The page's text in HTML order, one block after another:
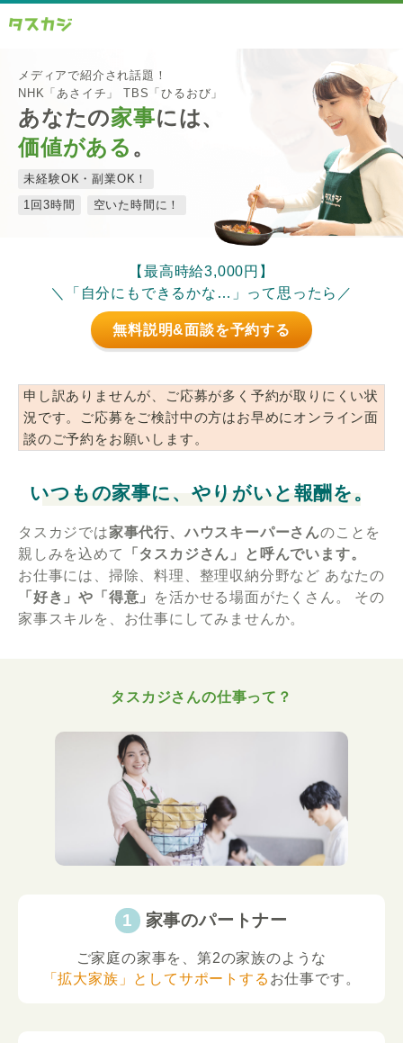
メディアで紹介され話題！
NHK「あさイチ」 TBS「ひるおび」
あなたの家事には、
価値がある 。
未経験OK・副業OK！
1回3時間
空いた時間に！
【最高時給3,000円】
＼「自分にもできるかな…」って思ったら／
無料説明&面談を予約する
申し訳ありませんが、ご応募が多く予約が取りにくい状
況です。ご応募をご検討中の方はお早めにオンライン面
談のご予約をお願いします。
いつもの家事に、やりがいと報酬を。
タスカジでは家事代行、ハウスキーパーさんのことを
親しみを込めて
「タスカジさん」と呼んでいます。
お仕事には、掃除、料理、整理収納分野など あなたの
「好き」や「得意」
を活かせる場面がたくさん。
その
家事スキルを、お仕事にしてみませんか。
タスカジさんの仕事って？
家事のパートナー
ご家庭の家事を、第2の家族のような
「拡大家族」としてサポートする お仕事です。